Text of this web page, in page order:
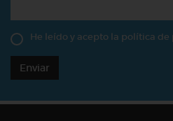
He leído y acepto la política de
Enviar